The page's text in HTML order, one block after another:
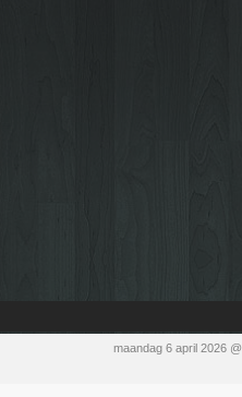
maandag 6 april 2026